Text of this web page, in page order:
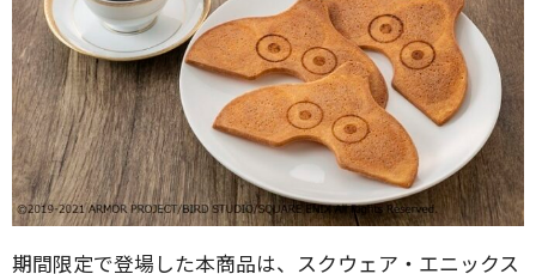
期間限定で登場した本商品は、スクウェア・エニックス